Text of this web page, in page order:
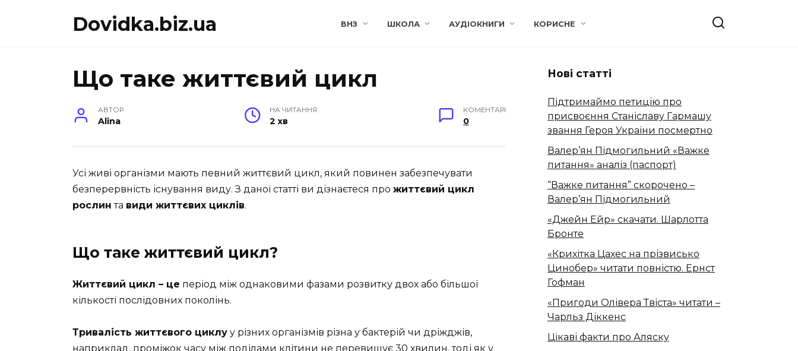
Dovidka.biz.ua ВНЗ ШКОЛА АУДІОКНИГИ КОРИСНЕ
Що таке життєвий цикл
АВТОР
Alina
НА ЧИТАННЯ
2 хв
КОМЕНТАРІ
0
Усі живі організми мають певний життєвий цикл, який повинен забезпечувати
безперервність існування виду. З даної статті ви дізнаєтеся про життєвий цикл
рослин та види життєвих циклів.
Що таке життєвий цикл?
Життєвий цикл – це період між однаковими фазами розвитку двох або більшої
кількості послідовних поколінь.
Тривалість життєвого циклу у різних організмів різна у бактерій чи дріжджів,
наприклад, проміжок часу між поділами клітини не перевищує 30 хвилин, тоді як у
Нові статті
Підтримаймо петицію про
присвоєння Станіславу Гармашу
звання Героя України посмертно
Валер’ян Підмогильний «Важке
питання» аналіз (паспорт)
“Важке питання” скорочено –
Валер’ян Підмогильний
«Джейн Ейр» скачати. Шарлотта
Бронте
«Крихітка Цахес на прізвисько
Цинобер» читати повністю. Ернст
Гофман
«Пригоди Олівера Твіста» читати –
Чарльз Діккенс
Цікаві факти про Аляску